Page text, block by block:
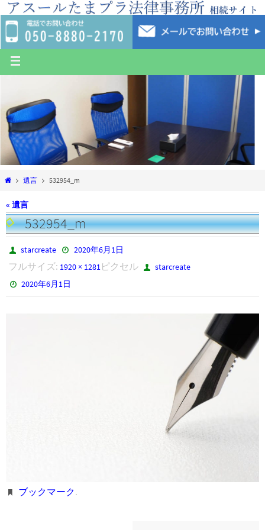
遺言 532954_m
« 遺言
532954_m
starcreate 2020年6月1日
フルサイズ: 1920 × 1281 ピクセル
starcreate
2020年6月1日
ブックマーク.